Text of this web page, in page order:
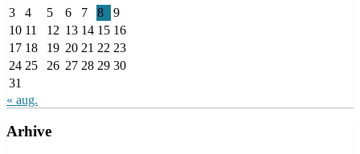
3
4 5 6 7 8
9
10 11 12 13 14 15 16
17 18 19 20 21 22 23
24 25 26 27 28 29 30
31
« aug.
Arhive